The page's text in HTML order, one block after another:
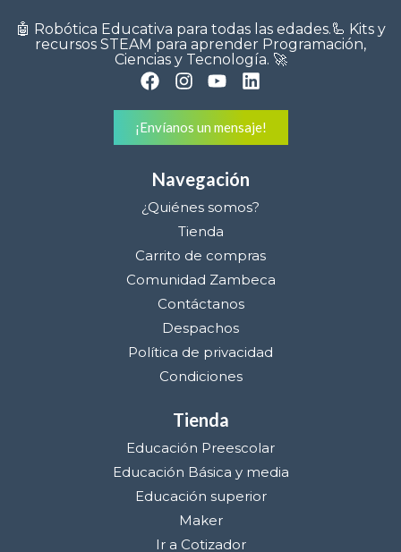
🤖 Robótica Educativa para todas las edades.🦾 Kits y
recursos STEAM para aprender Programación,
Ciencias y Tecnología. 🚀
¡Envíanos un mensaje!
Navegación
¿Quiénes somos?
Tienda
Carrito de compras
Comunidad Zambeca
Contáctanos
Despachos
Política de privacidad
Condiciones
Tienda
Educación Preescolar
Educación Básica y media
Educación superior
Maker
Ir a Cotizador